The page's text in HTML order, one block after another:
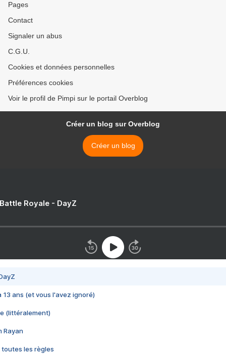
Pages
Contact
Signaler un abus
C.G.U.
Cookies et données personnelles
Préférences cookies
Voir le profil de Pimpi sur le portail Overblog
Créer un blog sur Overblog
Créer un blog
Royale - DayZ
13 ans (et vous l'avez ignoré)
(littéralement)
Rayan
toutes les règles